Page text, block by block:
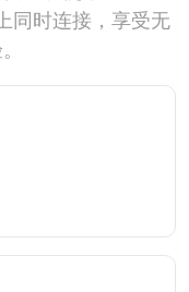
同时连接，享受无